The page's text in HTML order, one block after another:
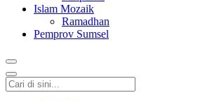
Islam Mozaik
Ramadhan
Pemprov Sumsel